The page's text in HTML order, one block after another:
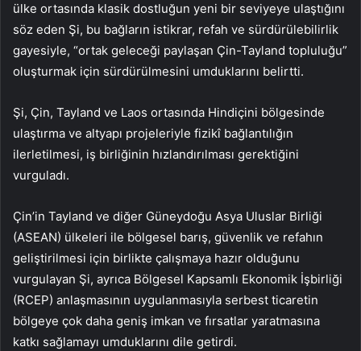
ülke ortasında klasik dostluğun yeni bir seviyeye ulaştığını
söz eden Şi, bu bağların istikrar, refah ve sürdürülebilirlik
gayesiyle, “ortak geleceği paylaşan Çin-Tayland topluluğu”
oluşturmak için sürdürülmesini umduklarını belirtti.
Şi, Çin, Tayland ve Laos ortasında Hindiçini bölgesinde
ulaştırma ve altyapı projeleriyle fizikî bağlantılığın
ilerletilmesi, iş birliğinin hızlandırılması gerektiğini
vurguladı.
Çin’in Tayland ve diğer Güneydoğu Asya Uluslar Birliği
(ASEAN) ülkeleri ile bölgesel barış, güvenlik ve refahın
geliştirilmesi için birlikte çalışmaya hazır olduğunu
vurgulayan Şi, ayrıca Bölgesel Kapsamlı Ekonomik İşbirliği
(RCEP) anlaşmasının uygulanmasıyla serbest ticaretin
bölgeye çok daha geniş imkan ve fırsatlar yaratmasına
katkı sağlamayı umduklarını dile getirdi.